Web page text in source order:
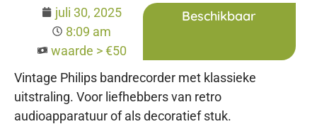
Beschikbaar
juli 30, 2025
8:09 am
waarde > €50
Vintage Philips bandrecorder met klassieke
uitstraling. Voor liefhebbers van retro
audioapparatuur of als decoratief stuk.